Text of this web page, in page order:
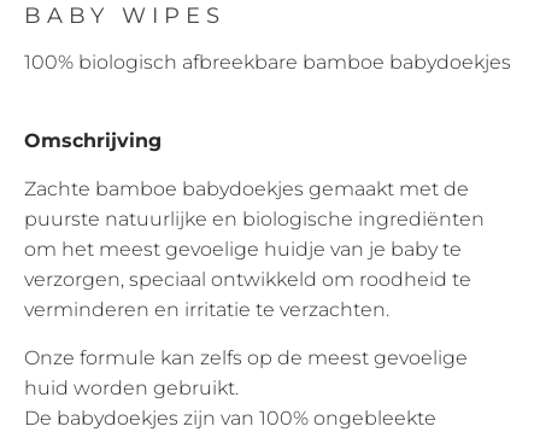
BABY WIPES
100% biologisch afbreekbare bamboe babydoekjes
Omschrijving
Zachte bamboe babydoekjes gemaakt met de
puurste natuurlijke en biologische ingrediënten
om het meest gevoelige huidje van je baby te
verzorgen, speciaal ontwikkeld om roodheid te
verminderen en irritatie te verzachten.
Onze formule kan zelfs op de meest gevoelige
huid worden gebruikt.
De babydoekjes zijn van 100% ongebleekte